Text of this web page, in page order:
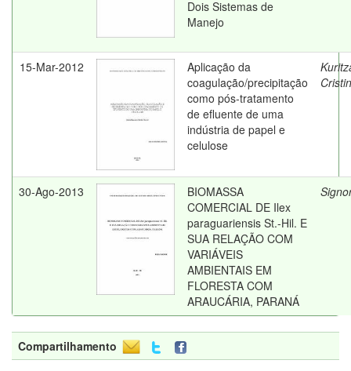
Dois Sistemas de
Manejo
15-Mar-2012
Aplicação da
coagulação/precipitação
como pós-tratamento
de efluente de uma
indústria de papel e
celulose
30-Ago-2013
BIOMASSA
COMERCIAL DE Ilex
paraguariensis St.-Hil. E
SUA RELAÇÃO COM
VARIÁVEIS
AMBIENTAIS EM
FLORESTA COM
ARAUCÁRIA, PARANÁ
Compartilhamento